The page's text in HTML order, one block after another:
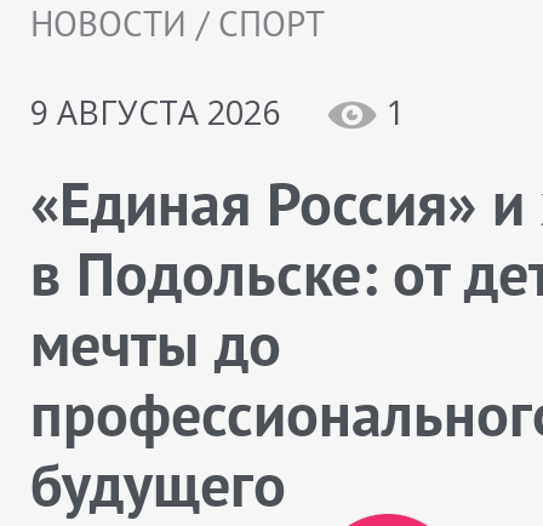
НОВОСТИ / СПОРТ
9 АВГУСТА 2026
1
«Единая Россия»
в Подольске: от
мечты до
будущего